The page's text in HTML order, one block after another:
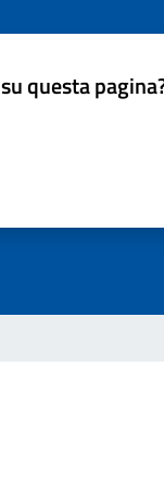
questa